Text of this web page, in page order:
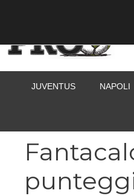
JUVENTUS NAPOLI